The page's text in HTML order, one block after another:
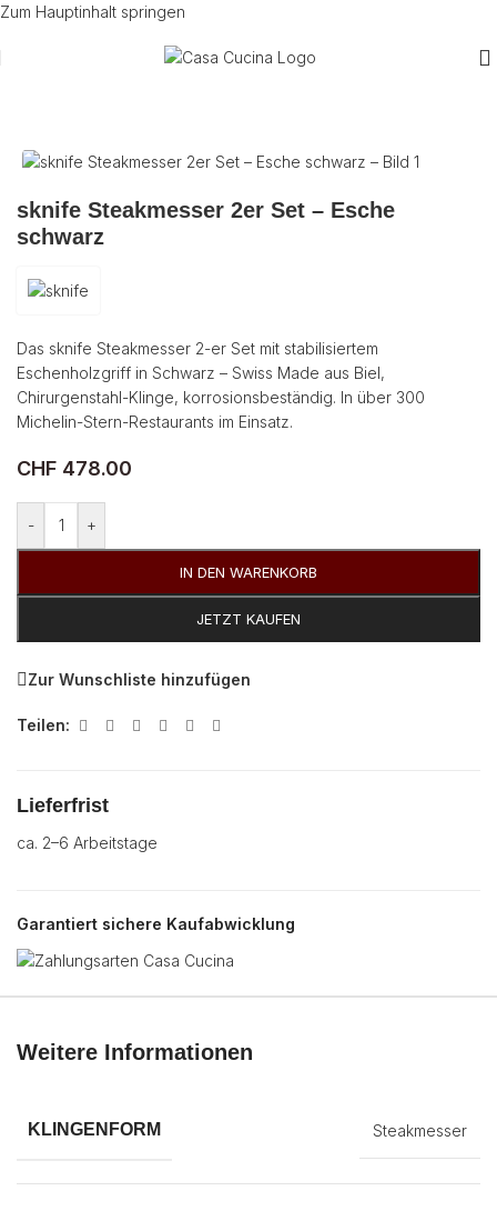
Zum Hauptinhalt springen
sknife Steakmesser 2er Set – Esche
schwarz
Das sknife Steakmesser 2-er Set mit stabilisiertem
Eschenholzgriff in Schwarz – Swiss Made aus Biel,
Chirurgenstahl-Klinge, korrosionsbeständig. In über 300
Michelin-Stern-Restaurants im Einsatz.
CHF 478.00
- +
IN DEN WARENKORB
JETZT KAUFEN
Zur Wunschliste hinzufügen
Teilen:
Lieferfrist
ca. 2–6 Arbeitstage
Garantiert sichere Kaufabwicklung
Weitere Informationen
KLINGENFORM Steakmesser